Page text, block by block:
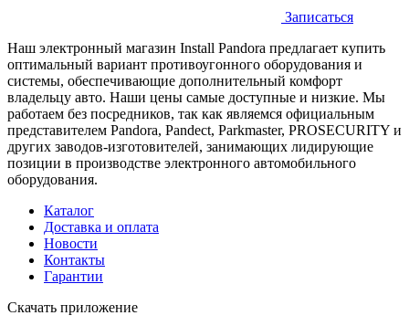
Записаться
Наш электронный магазин Install Pandora предлагает купить
оптимальный вариант противоугонного оборудования и
системы, обеспечивающие дополнительный комфорт
владельцу авто. Наши цены самые доступные и низкие. Мы
работаем без посредников, так как являемся официальным
представителем Pandora, Pandect, Parkmaster, PROSECURITY и
других заводов-изготовителей, занимающих лидирующие
позиции в производстве электронного автомобильного
оборудования.
Каталог
Доставка и оплата
Новости
Контакты
Гарантии
Скачать приложение